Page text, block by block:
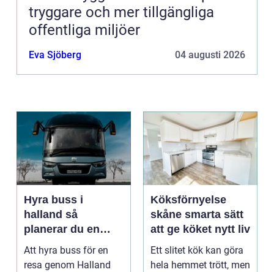
tryggare och mer tillgängliga
offentliga miljöer
Eva Sjöberg 04 augusti 2026
Hyra buss i
halland så
planerar du en
trygg och smidig
resa
Att hyra buss för en
resa genom Halland
Köksförnyelse
skåne smarta sätt
att ge köket nytt liv
Ett slitet kök kan göra
hela hemmet trött, men